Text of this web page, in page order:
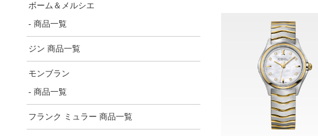
ボーム＆メルシエ
- 商品一覧
ジン 商品一覧
モンブラン
- 商品一覧
フランク ミュラー 商品一覧